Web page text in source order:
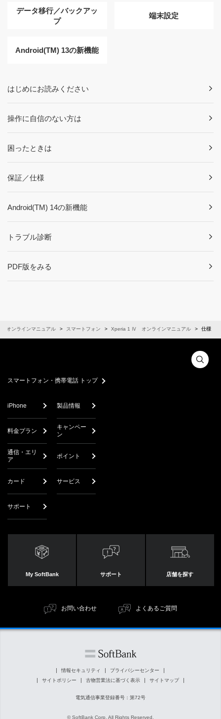
データ移行／バックアッ
プ
端末設定
Android(TM) 13の新機能
はじめにお読みください
操作に自信のない方は
困ったときは
保証／仕様
Android(TM) 14の新機能
トラブル診断
PDF版をみる
オンラインマニュアル スマートフォン Xperia 1 Ⅳ オンラインマニュアル 仕様
スマートフォン・携帯電話 トップ
iPhone 製品情報
料金プラン
キャンペー
ン
通信・エリ
ア
ポイント
カード サービス
サポート
My SoftBank サポート 店舗を探す
お問い合わせ よくあるご質問
情報セキュリティ
プライバシーセンター
サイトポリシー
古物営業法に基づく表示 サイトマップ
電気通信事業登録番号：第72号
© SoftBank Corp. All Rights Reserved.